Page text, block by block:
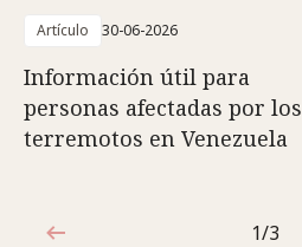
Artículo 30-06-2026
Información útil para
personas afectadas por los
terremotos en Venezuela
1/3